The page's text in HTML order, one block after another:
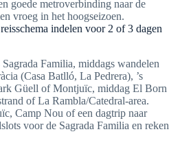
goede metroverbinding naar de
vroeg in het hoogseizoen.
indelen voor 2 of 3 dagen
Familia, middags wandelen
(Casa Batlló, La Pedrera), ’s
Güell of Montjuïc, middag El Born
of La Rambla/Catedral-area.
Camp Nou of een dagtrip naar
voor de Sagrada Familia en reken